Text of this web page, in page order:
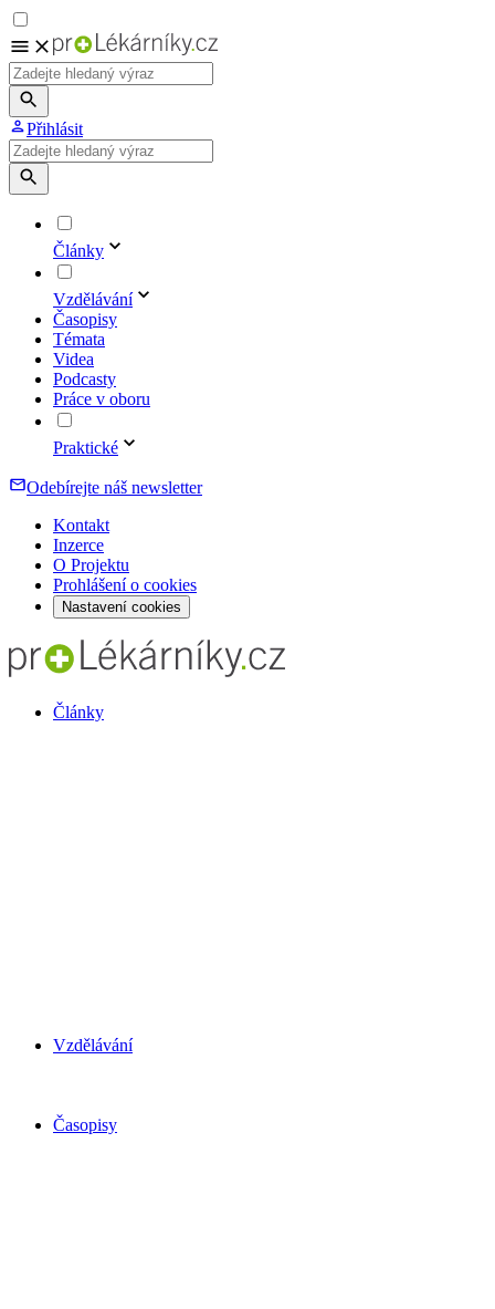
Přihlásit
Články
Vzdělávání
Časopisy
Témata
Videa
Podcasty
Práce v oboru
Praktické
Odebírejte náš newsletter
Kontakt
Inzerce
O Projektu
Prohlášení o cookies
Nastavení cookies
Články
Vzdělávání
Časopisy